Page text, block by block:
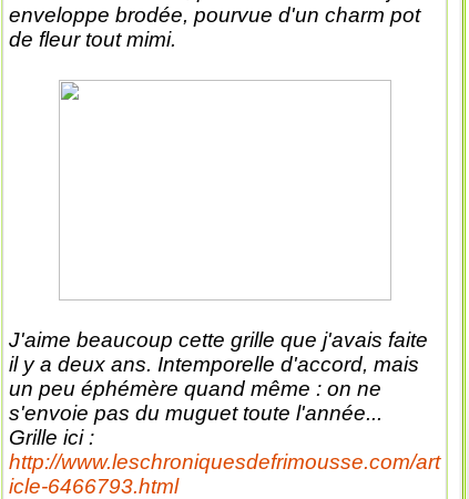
enveloppe brodée, pourvue d'un charm pot
de fleur tout mimi.
J'aime beaucoup cette grille que j'avais faite
il y a deux ans. Intemporelle d'accord, mais
un peu éphémère quand même : on ne
s'envoie pas du muguet toute l'année...
Grille ici :
http://www.leschroniquesdefrimousse.com/art
icle-6466793.html